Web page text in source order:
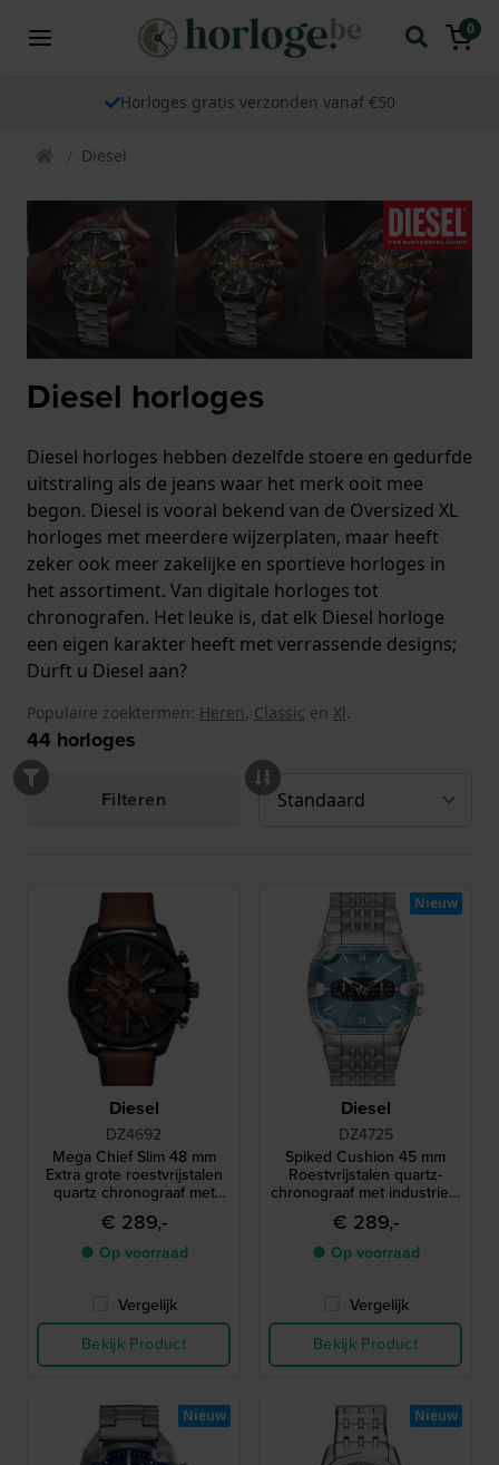
0
Horloges gratis verzonden vanaf €50
Diesel
Diesel horloges
Diesel horloges hebben dezelfde stoere en gedurfde
uitstraling als de jeans waar het merk ooit mee
begon. Diesel is vooral bekend van de Oversized XL
horloges met meerdere wijzerplaten, maar heeft
zeker ook meer zakelijke en sportieve horloges in
het assortiment. Van digitale horloges tot
chronografen. Het leuke is, dat elk Diesel horloge
een eigen karakter heeft met verrassende designs;
Durft u Diesel aan?
Populaire zoektermen: Heren, Classic en Xl.
44 horloges
Filteren
Diesel
DZ4692
Mega Chief Slim 48 mm
Extra grote roestvrijstalen
quartz chronograaf met
datum
€ 289,-
● Op voorraad
Vergelijk
Bekijk Product
Diesel
DZ4725
Spiked Cushion 45 mm
Roestvrijstalen quartz-
chronograaf met industrieel
design
€ 289,-
● Op voorraad
Vergelijk
Bekijk Product
Nieuw
Nieuw Nieuw